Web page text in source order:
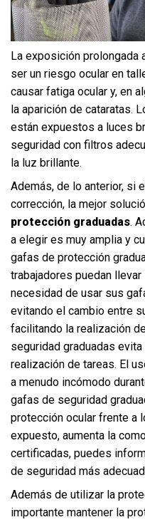
La exposición prolongada
ser un riesgo ocular en
causar fatiga ocular y, en
la aparición de cataratas.
están expuestos a luces
seguridad con filtros
la luz brillante.
Además, de lo anterior, si
corrección, la mejor
protección graduadas.
a elegir es muy amplia y
gafas de protección
trabajadores puedan
necesidad de usar sus
evitando el cambio entre
facilitando la realización
seguridad graduadas
realización de tareas. El
a menudo incómodo
gafas de seguridad
protección ocular frente a
expuesto, aumenta la
certificadas, puedes
de seguridad más
Además de utilizar la
importante mantener la